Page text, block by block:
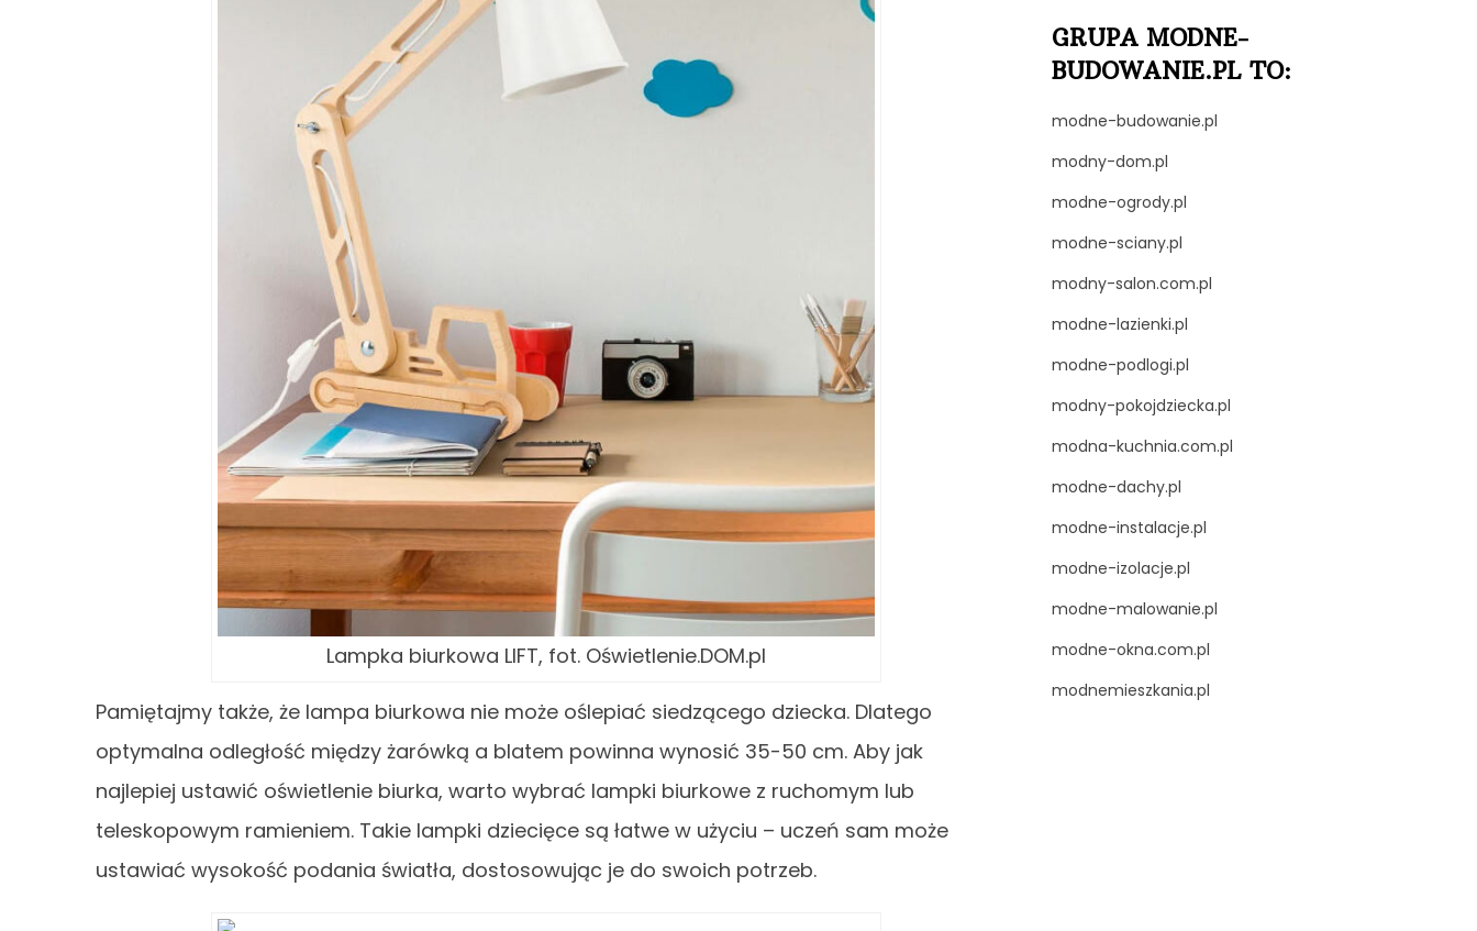
Lampka biurkowa LIFT, fot. Oświetlenie.DOM.pl
Pamiętajmy także, że lampa biurkowa nie może oślepiać siedzącego dziecka. Dlatego
optymalna odległość między żarówką a blatem powinna wynosić 35-50 cm. Aby jak
najlepiej ustawić oświetlenie biurka, warto wybrać lampki biurkowe z ruchomym lub
teleskopowym ramieniem. Takie lampki dziecięce są łatwe w użyciu – uczeń sam może
ustawiać wysokość podania światła, dostosowując je do swoich potrzeb.
GRUPA MODNE-
BUDOWANIE.PL TO:
modne-budowanie.pl
modny-dom.pl
modne-ogrody.pl
modne-sciany.pl
modny-salon.com.pl
modne-lazienki.pl
modne-podlogi.pl
modny-pokojdziecka.pl
modna-kuchnia.com.pl
modne-dachy.pl
modne-instalacje.pl
modne-izolacje.pl
modne-malowanie.pl
modne-okna.com.pl
modnemieszkania.pl